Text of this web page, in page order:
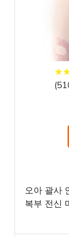
★
★
(
오아 괄사
복부 전신